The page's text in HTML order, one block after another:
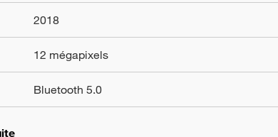
2018
12 mégapixels
Bluetooth 5.0